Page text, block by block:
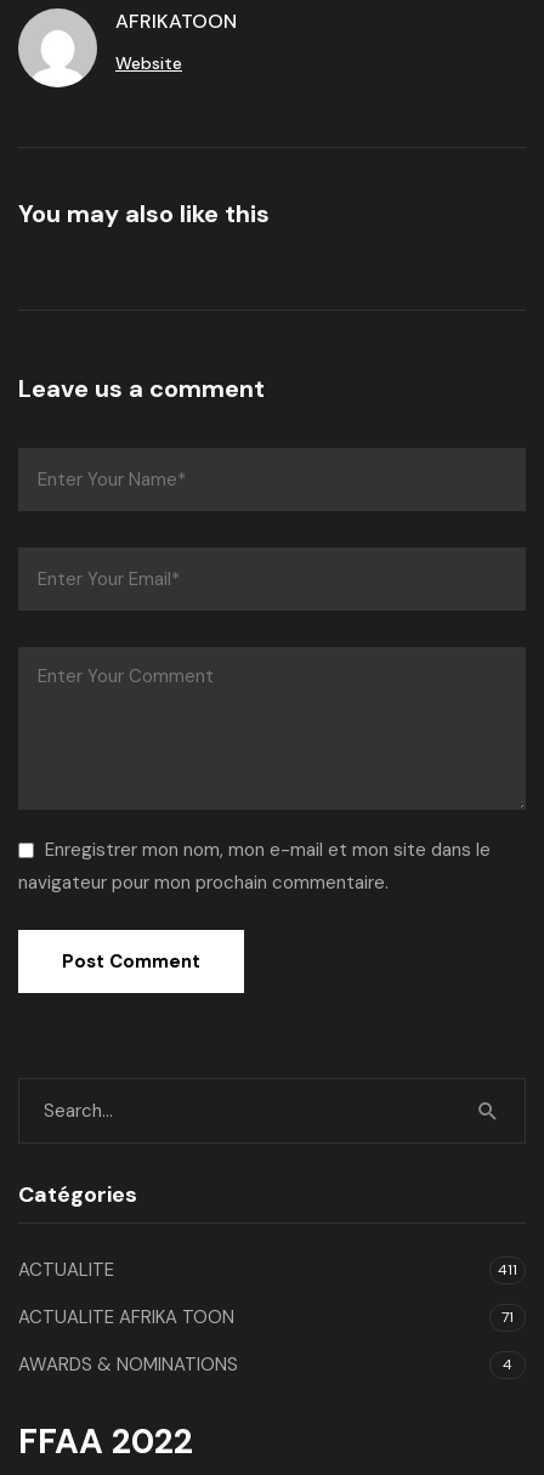
AFRIKATOON
Website
You may also like this
Leave us a comment
Enregistrer mon nom, mon e-mail et mon site dans le
navigateur pour mon prochain commentaire.
Catégories
ACTUALITE 411
ACTUALITE AFRIKA TOON 71
AWARDS & NOMINATIONS 4
FFAA 2022